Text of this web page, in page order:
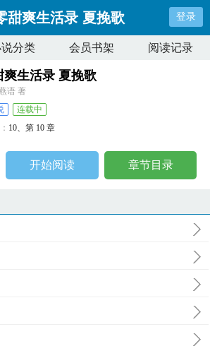
甜爽生活录 夏挽歌 登录
分类 会员书架 阅读记录
爽生活录 夏挽歌
语 著
连载中
10、第 10 章
开始阅读 章节目录